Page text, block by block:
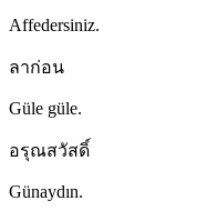
Affedersiniz.
ลาก่อน
Güle güle.
อรุณสวัสดิ์
Günaydın.